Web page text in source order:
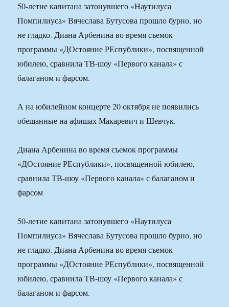
50-летие капитана затонувшего «Наутилуса
Помпилиуса» Вячеслава Бутусова прошло бурно, но
не гладко. Диана Арбенина во время съемок
программы «ДОстояние РЕспублики», посвященной
юбилею, сравнила ТВ-шоу «Первого канала» с
балаганом и фарсом.
А на юбилейном концерте 20 октября не появились
обещанные на афишах Макаревич и Шевчук.
Диана Арбенина во время съемок программы
«ДОстояние РЕспублики», посвященной юбилею,
сравнила ТВ-шоу «Первого канала» с балаганом и
фарсом
50-летие капитана затонувшего «Наутилуса
Помпилиуса» Вячеслава Бутусова прошло бурно, но
не гладко. Диана Арбенина во время съемок
программы «ДОстояние РЕспублики», посвященной
юбилею, сравнила ТВ-шоу «Первого канала» с
балаганом и фарсом.